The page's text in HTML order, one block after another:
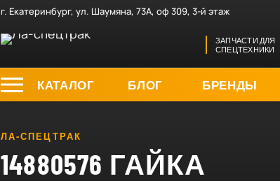
г. Екатеринбург, ул. Шаумяна, 73А, оф 309, 3-й этаж
ЗАПЧАСТИ ДЛЯ
СПЕЦТЕХНИКИ
КАТАЛОГ БЛОГ БРЕНДЫ
ЛА-СПЕЦТРАК
14880576 ГАЙКА